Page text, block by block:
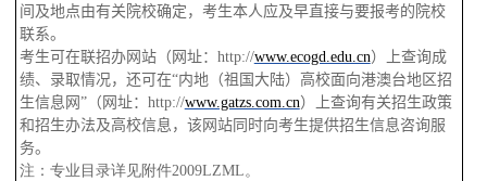
间及地点由有关院校确定，考生本人应及早直接与要报考的院校
联系。
考生可在联招办网站（网址： http://www.ecogd.edu.cn）上查询成
绩、录取情况，还可在“内地（祖国大陆）高校面向港澳台地区招
生信息网 ”（网址： http://www.gatzs.com.cn）上查询有关招生政策
和招生办法及高校信息，该网站同时向考生提供招生信息咨询服
务。
注：专业目录详见附件2009LZML。